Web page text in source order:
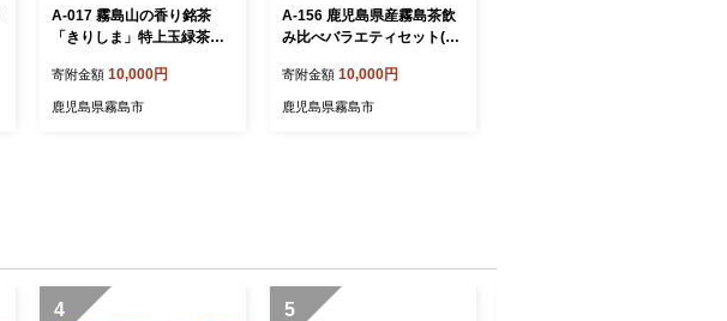
A-017 霧島山の香り銘茶
「きりしま」特上玉緑茶・
ト【霧島誠香苑製茶】
寄附金額 10,000円
鹿児島県霧島市
A-156 鹿児島県産霧島茶飲
み比べバラエティセット(A
茶】霧島市 日本茶 お茶 霧
島茶 ティーバッグ お手軽
寄附金額 10,000円
鹿児島県霧島市
4 5